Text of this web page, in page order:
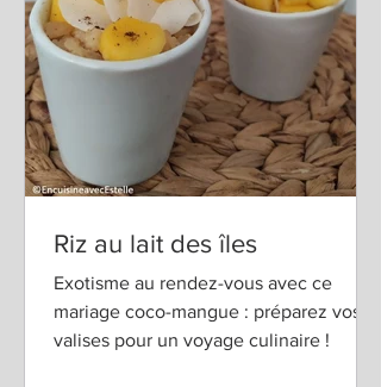
Riz au lait des îles
Exotisme au rendez-vous avec ce
mariage coco-mangue : préparez vos
valises pour un voyage culinaire !